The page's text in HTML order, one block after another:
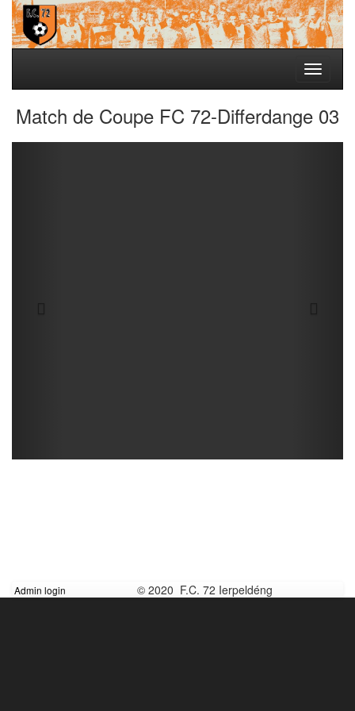
Toggle
Match de Coupe FC 72-Differdange 03
Admin login © 2020 F.C. 72 Ierpeldéng